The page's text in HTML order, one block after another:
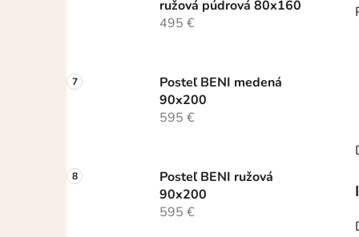
ružová púdrová 80x160
495 €
Posteľ BENI medená
90x200
595 €
Posteľ BENI ružová
90x200
595 €